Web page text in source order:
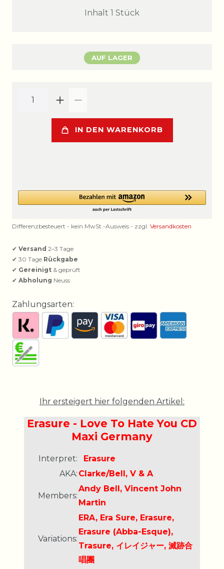
Inhalt 1 Stück
AUF LAGER
IN DEN WARENKORB
Differenzbesteuert - kein MwSt.-Ausweis - zzgl. Versandkosten
✔ Versand 2–3 Tage
✔ 30 Tage Rückgabe
✔ Gereinigt & geprüft
✔ Abholung Neuss
Zahlungsarten:
Ihr ersteigert hier folgenden Artikel:
Erasure - Love To Hate You CD
Maxi Germany
Interpret:
Erasure
AKA: Clarke/Bell, V & A
Members:
Andy Bell, Vincent John
Martin
Variations:
ERA, Era Sure, Erasure,
Erasure (Abba-Esque),
Trasure, イレイジャー, 滅跡合
唱團